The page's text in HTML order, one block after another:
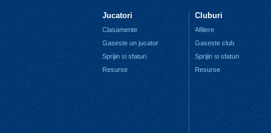
Jucatori
Clasamente
Gaseste un jucator
Sprijin si sfaturi
Resurse
Cluburi
Afiliere
Gaseste club
Sprijin si sfaturi
Resurse